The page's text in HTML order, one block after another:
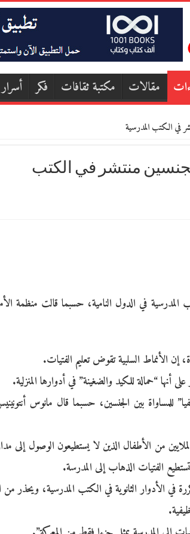
مقالات مكتبة ثقافات فكر أسرار
في الكتب المدرسية
منتشر في الكتب
المدرسية في الدول النامية، حسبما قالت منظمة
إن الأنماط السلبية تقوض تعليم الفتيات.
أنها “حمالة للكيد والضغينة” في أدوارها المنزلية.
للمساواة بين الجنسين، حسبما قال مانوس
الملايين من الأطفال الذين لا يستطيعون الوصول إلى
الفتيات الذهاب إلى المدرسة.
في الأدوار الثانوية في الكتب المدرسية، ويحذر من